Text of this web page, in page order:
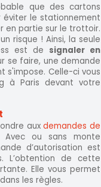
que des cartons
éviter le stationnement
en partie sur le trottoir.
risque ! Ainsi, la seule
est de signaler en
se faire, une demande
s'impose. Celle-ci vous
à Paris devant votre
auxdemandes de
Avec ou sans monte
d’autorisation est
L’obtention de cette
Elle vous permet
les règles.